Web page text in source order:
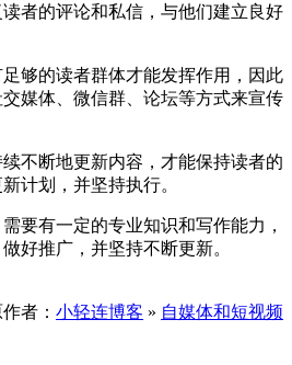
者的评论和私信，与他们建立良好
够的读者群体才能发挥作用，因此
媒体、微信群、论坛等方式来宣传
不断地更新内容，才能保持读者的
计划，并坚持执行。
要有一定的专业知识和写作能力，
好推广，并坚持不断更新。
者： 小轻连博客 » 自媒体和短视频